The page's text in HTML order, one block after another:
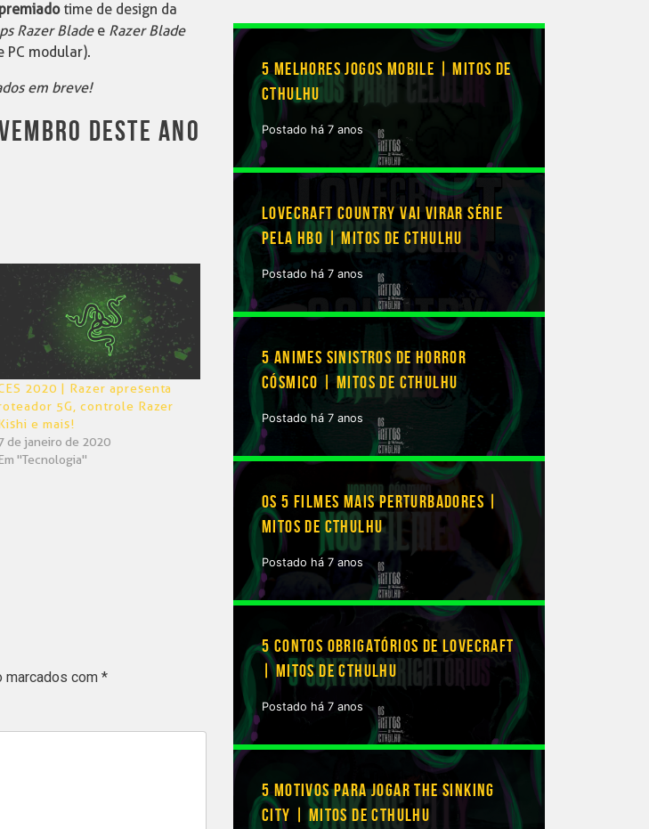
premiadotime de design da
Razer Bladee Razer Blade
modular).
em breve!
DESTE ANO
2020 | Razer apresenta
5G, controle Razer
e mais!
de janeiro de 2020
"Tecnologia"
marcados com *
5 MELHORES JOGOS MOBILE | MITOS DE
CTHULHU
Postado há 7 anos
LOVECRAFT COUNTRY VAI VIRAR SÉRIE
PELA HBO | MITOS DE CTHULHU
Postado há 7 anos
5 ANIMES SINISTROS DE HORROR
CÓSMICO | MITOS DE CTHULHU
Postado há 7 anos
OS 5 FILMES MAIS PERTURBADORES |
MITOS DE CTHULHU
Postado há 7 anos
5 CONTOS OBRIGATÓRIOS DE LOVECRAFT
| MITOS DE CTHULHU
Postado há 7 anos
5 MOTIVOS PARA JOGAR THE SINKING
CITY | MITOS DE CTHULHU